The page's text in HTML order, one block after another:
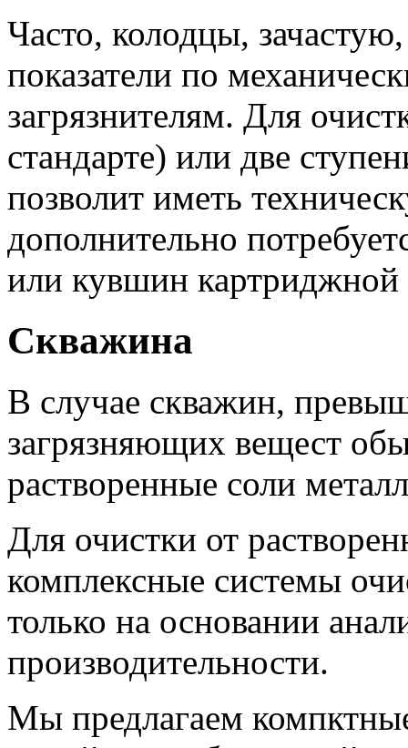
Часто, колодцы,
показатели по
загрязнителям. Для
стандарте) или две
позволит иметь
дополнительно
или кувшин картриджной
Скважина
В случае скважин,
загрязняющих вещест
растворенные соли
Для очистки от
комплексные системы
только на основании
производительности.
Мы предлагаем